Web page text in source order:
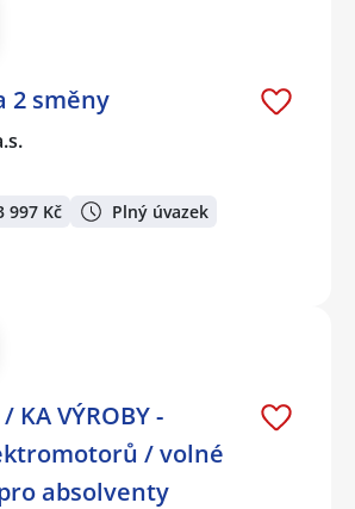
2 směny
997 Kč Plný úvazek
KA VÝROBY -
/ volné
absolventy